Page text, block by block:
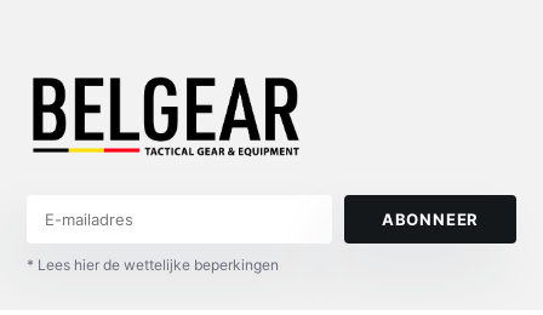
ABONNEER
* Lees hier de wettelijke beperkingen